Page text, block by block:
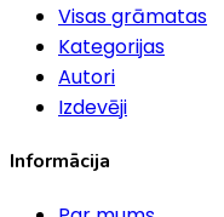
Visas grāmatas
Kategorijas
Autori
Izdevēji
Informācija